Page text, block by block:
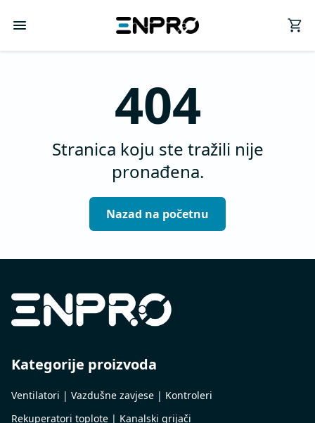
404
Stranica koju ste tražili nije
pronađena.
Nazad na početnu
Kategorije proizvoda
Ventilatori | Vazdušne zavjese | Kontroleri
Rekuperatori toplote | Kanalski grijači